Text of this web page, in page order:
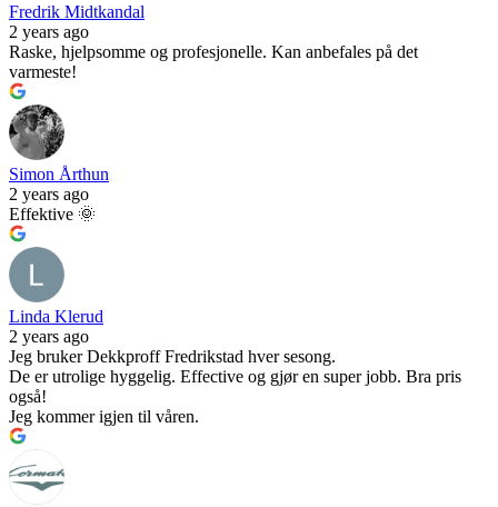
Fredrik Midtkandal
2 years ago
Raske, hjelpsomme og profesjonelle. Kan anbefales på det
varmeste!
Simon Årthun
2 years ago
Effektive 🌞
Linda Klerud
2 years ago
Jeg bruker Dekkproff Fredrikstad hver sesong.
De er utrolige hyggelig. Effective og gjør en super jobb. Bra pris
også!
Jeg kommer igjen til våren.